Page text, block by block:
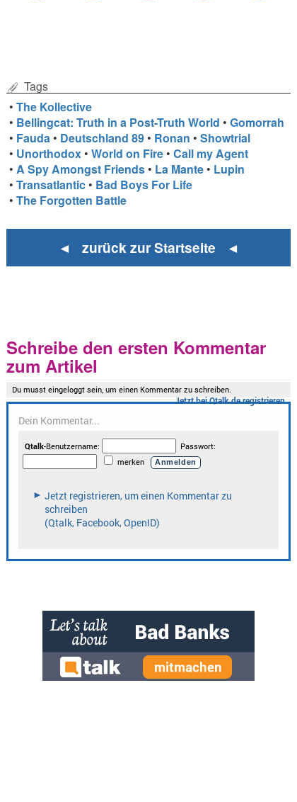
Tags
•The Kollective
• Bellingcat: Truth in a Post-Truth World •Gomorrah
• Fauda • Deutschland 89 • Ronan •Showtrial
• Unorthodox •World on Fire •Call my Agent
•A Spy Amongst Friends • La Mante • Lupin
•Transatlantic • Bad Boys For Life
•The Forgotten Battle
◄ zurück zur Startseite ◄
Schreibe den ersten Kommentar
zum Artikel